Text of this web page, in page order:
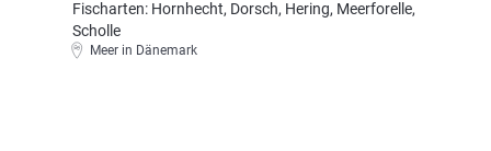
Fischarten: Hornhecht, Dorsch, Hering, Meerforelle,
Scholle
Meer in Dänemark